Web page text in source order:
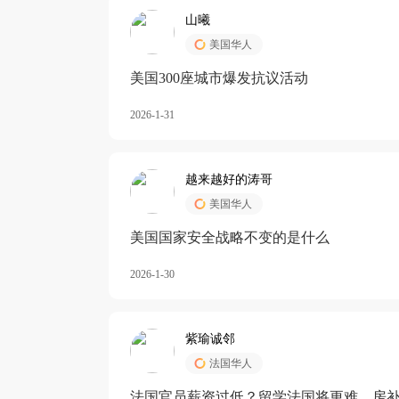
山曦
美国华人
美国300座城市爆发抗议活动
2026-1-31
越来越好的涛哥
美国华人
美国国家安全战略不变的是什么
2026-1-30
紫瑜诚邻
法国华人